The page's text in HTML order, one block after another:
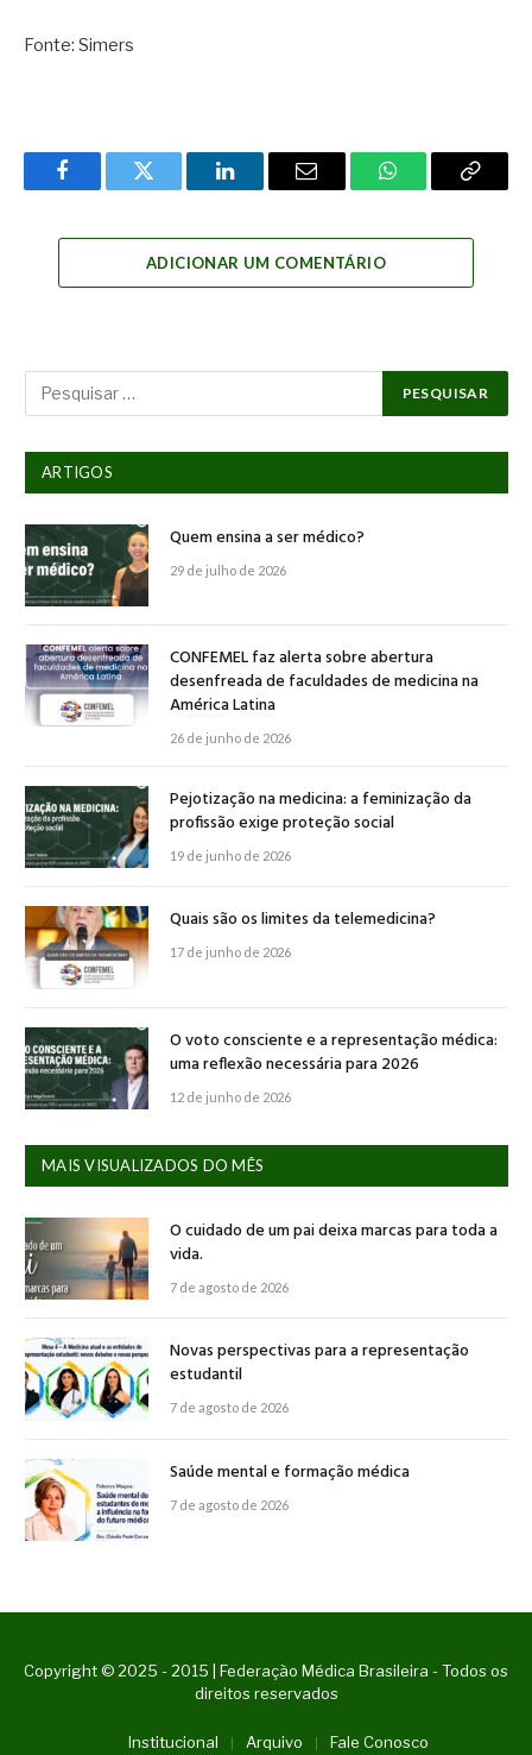
Fonte: Simers
FacebookTwitter LinkedInEmail WhatsAppCopy
ADICIONAR UM COMENTÁRIO
ARTIGOS
Quem ensina a ser médico?
29 de julho de 2026
CONFEMEL faz alerta sobre abertura
desenfreada de faculdades de medicina na
América Latina
26 de junho de 2026
Pejotização na medicina: a feminização da
profissão exige proteção social
19 de junho de 2026
Quais são os limites da telemedicina?
17 de junho de 2026
O voto consciente e a representação médica:
uma reflexão necessária para 2026
12 de junho de 2026
MAIS VISUALIZADOS DO MÊS
O cuidado de um pai deixa marcas para toda a
vida.
7 de agosto de 2026
Novas perspectivas para a representação
estudantil
7 de agosto de 2026
Saúde mental e formação médica
7 de agosto de 2026
Copyright © 2025 - 2015 | Federação Médica Brasileira - Todos os
direitos reservados
Institucional Arquivo Fale Conosco